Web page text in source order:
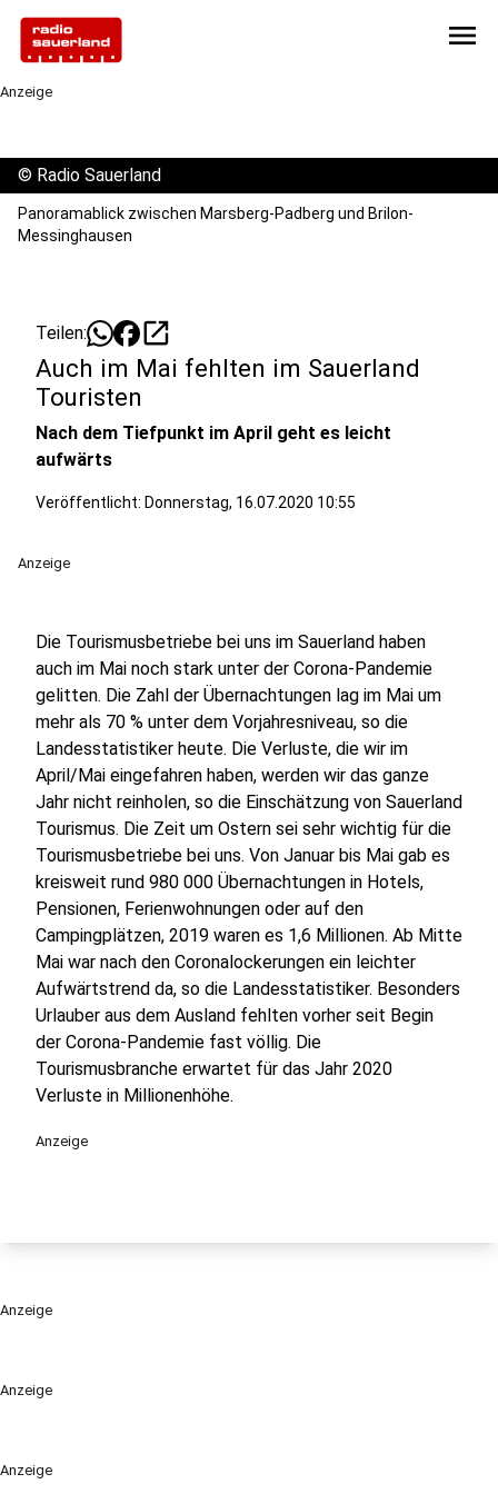
menu
Anzeige
Anzeige
Anzeige
© Radio Sauerland
Panoramablick zwischen Marsberg-Padberg und Brilon-
Messinghausen
Teilen: open_in_new
Auch im Mai fehlten im Sauerland
Touristen
Nach dem Tiefpunkt im April geht es leicht
aufwärts
Veröffentlicht: Donnerstag, 16.07.2020 10:55
Anzeige
Die Tourismusbetriebe bei uns im Sauerland haben
auch im Mai noch stark unter der Corona-Pandemie
gelitten. Die Zahl der Übernachtungen lag im Mai um
mehr als 70 % unter dem Vorjahresniveau, so die
Landesstatistiker heute. Die Verluste, die wir im
April/Mai eingefahren haben, werden wir das ganze
Jahr nicht reinholen, so die Einschätzung von Sauerland
Tourismus. Die Zeit um Ostern sei sehr wichtig für die
Tourismusbetriebe bei uns. Von Januar bis Mai gab es
kreisweit rund 980 000 Übernachtungen in Hotels,
Pensionen, Ferienwohnungen oder auf den
Campingplätzen, 2019 waren es 1,6 Millionen. Ab Mitte
Mai war nach den Coronalockerungen ein leichter
Aufwärtstrend da, so die Landesstatistiker. Besonders
Urlauber aus dem Ausland fehlten vorher seit Begin
der Corona-Pandemie fast völlig. Die
Tourismusbranche erwartet für das Jahr 2020
Verluste in Millionenhöhe.
Anzeige
Anzeige